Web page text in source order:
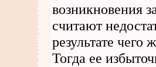
возникновения
считают
результате чего
Тогда ее